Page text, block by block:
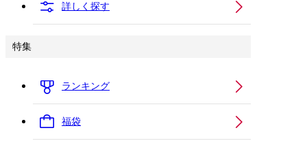
詳しく探す
特集
ランキング
福袋